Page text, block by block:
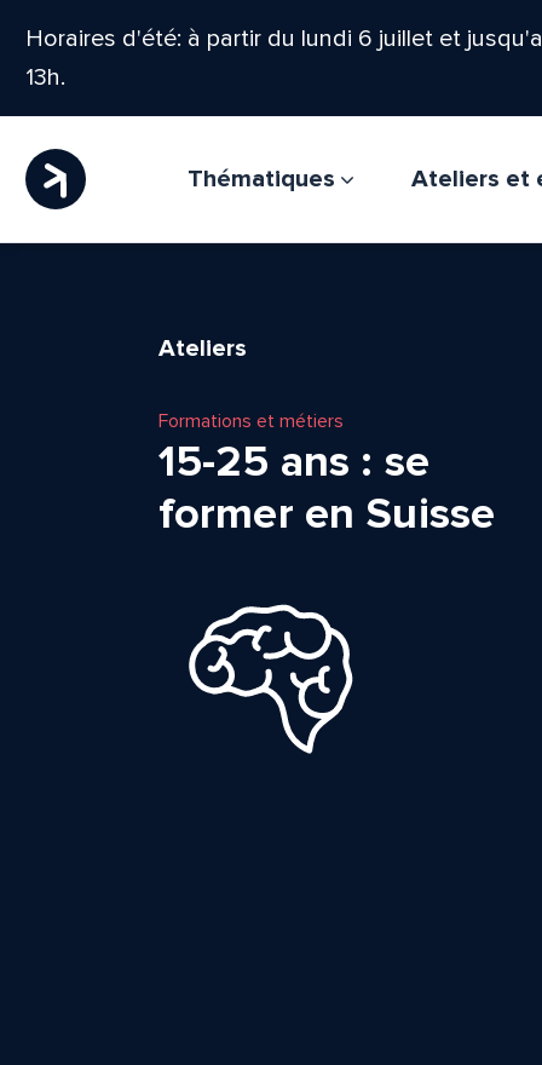
Horaires d'été: à partir du lundi 6 juillet et
13h.
Thématiques Ateliers et
Ateliers
Formations et métiers
15-25 ans : se
former en Suisse